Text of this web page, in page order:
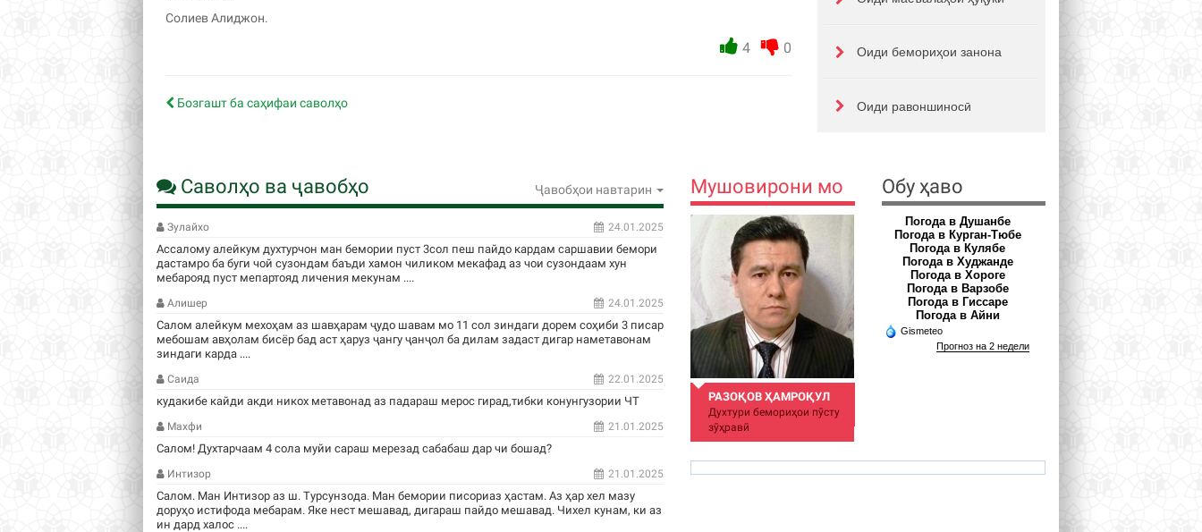
Солиев Алиджон.
4 0
Бозгашт ба саҳифаи саволҳо
Оиди бемориҳои занона
Оиди равоншиносӣ
Саволҳо ва ҷавобҳо Ҷавобҳои навтарин
Зулайхо 24.01.2025
Ассалому алейкум духтурчон ман бемории пуст 3сол пеш пайдо кардам саршавии бемори
дастамро ба буги чой сузондам баъди хамон чиликом мекафад аз чои сузондаам хун
мебарояд пуст мепартояд личения мекунам ....
Алишер 24.01.2025
Салом алейкум мехоҳам аз шавҳарам ҷудо шавам мо 11 сол зиндаги дорем соҳиби 3 писар
мебошам авҳолам бисёр бад аст ҳаруз ҷангу ҷанҷол ба дилам задаст дигар наметавонам
зиндаги карда ....
Саида 22.01.2025
кудакибе кайди акди никох метавонад аз падараш мерос гирад,тибки конунгузории ЧТ
Махфи 21.01.2025
Салом! Духтарчаам 4 сола муйи сараш мерезад сабабаш дар чи бошад?
Интизор 21.01.2025
Салом. Ман Интизор аз ш. Турсунзода. Ман бемории писориаз ҳастам. Аз ҳар хел мазу
доруҳо истифода мебарам. Яке нест мешавад, дигараш пайдо мешавад. Чихел кунам, ки аз
ин дард халос ....
Мушовирони мо
РАЗОҚОВ ҲАМРОҚУЛ
Духтури бемориҳои пӯсту
зӯҳравӣ
Обу ҳаво
Погода в Душанбе
Погода в Курган-Тюбе
Погода в Кулябе
Погода в Худжанде
Погода в Хороге
Погода в Варзобе
Погода в Гиссаре
Погода в Айни
Gismeteo
Прогноз на 2 недели